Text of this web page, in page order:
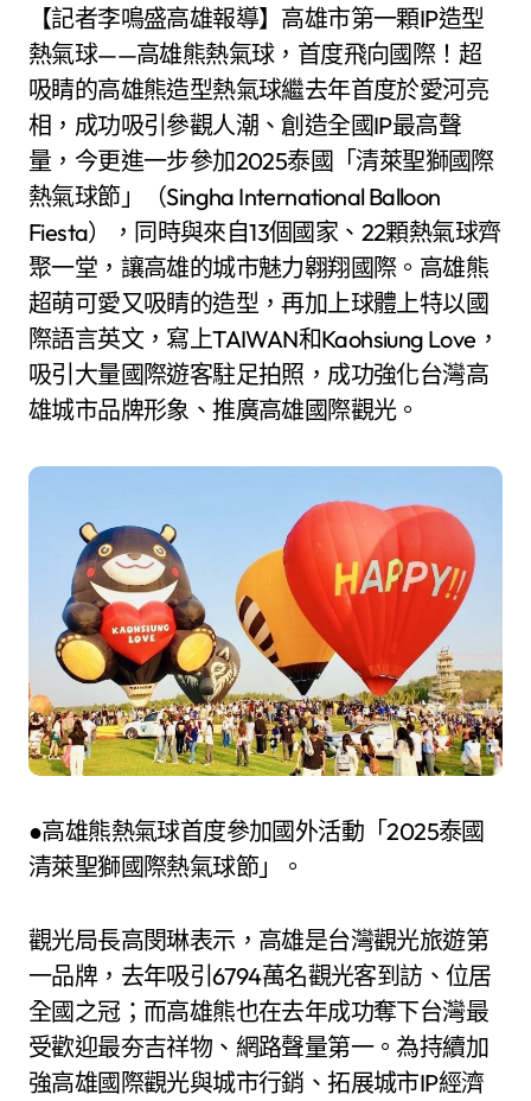
【記者李鳴盛高雄報導】高雄市第一顆IP造型
熱氣球——高雄熊熱氣球，首度飛向國際！超
吸睛的高雄熊造型熱氣球繼去年首度於愛河亮
相，成功吸引參觀人潮、創造全國IP最高聲
量，今更進一步參加2025泰國「清萊聖獅國際
熱氣球節」（Singha International Balloon
Fiesta），同時與來自13個國家、22顆熱氣球齊
聚一堂，讓高雄的城市魅力翱翔國際。高雄熊
超萌可愛又吸睛的造型，再加上球體上特以國
際語言英文，寫上TAIWAN和Kaohsiung Love，
吸引大量國際遊客駐足拍照，成功強化台灣高
雄城市品牌形象、推廣高雄國際觀光。
●高雄熊熱氣球首度參加國外活動「2025泰國
清萊聖獅國際熱氣球節」。
觀光局長高閔琳表示，高雄是台灣觀光旅遊第
一品牌，去年吸引6794萬名觀光客到訪、位居
全國之冠；而高雄熊也在去年成功奪下台灣最
受歡迎最夯吉祥物、網路聲量第一。為持續加
強高雄國際觀光與城市行銷、拓展城市IP經濟